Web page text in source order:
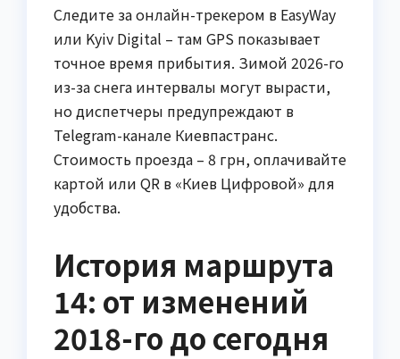
Следите за онлайн-трекером в EasyWay
или Kyiv Digital – там GPS показывает
точное время прибытия. Зимой 2026-го
из-за снега интервалы могут вырасти,
но диспетчеры предупреждают в
Telegram-канале Киевпастранс.
Стоимость проезда – 8 грн, оплачивайте
картой или QR в «Киев Цифровой» для
удобства.
История маршрута
14: от изменений
2018-го до сегодня